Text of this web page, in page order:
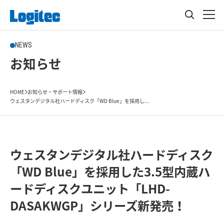
NEWS
お知らせ
HOME お知らせ・サポート情報
ウェスタンデジタル社ハードディスク「WD Blue」を採用し...
ウェスタンデジタル社ハードディスク
「WD Blue」を採用した3.5型内蔵ハ
ードディスクユニット「LHD-
DASAKWGP」シリーズ新発売！